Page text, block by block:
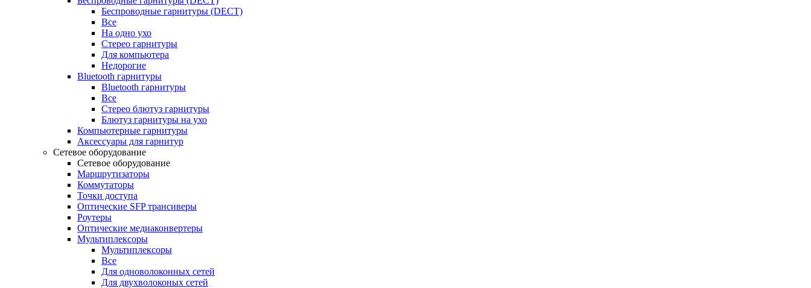
Беспроводные гарнитуры (DECT)
Все
На одно ухо
Стерео гарнитуры
Для компьютера
Недорогие
Bluetooth гарнитуры
Bluetooth гарнитуры
Все
Стерео блютуз гарнитуры
Блютуз гарнитуры на ухо
Компьютерные гарнитуры
Аксессуары для гарнитур
Сетевое оборудование
Сетевое оборудование
Маршрутизаторы
Коммутаторы
Точки доступа
Оптические SFP трансиверы
Роутеры
Оптические медиаконвертеры
Мультиплексоры
Мультиплексоры
Все
Для одноволоконных сетей
Для двухволоконых сетей